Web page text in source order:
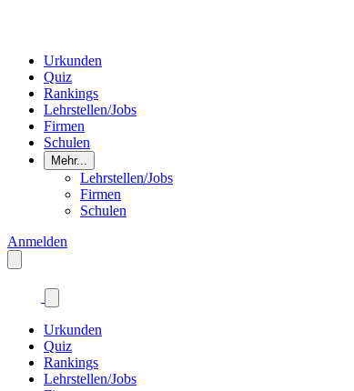
Urkunden
Quiz
Rankings
Lehrstellen/Jobs
Firmen
Schulen
Mehr...
Lehrstellen/Jobs
Firmen
Schulen
Anmelden
Urkunden
Quiz
Rankings
Lehrstellen/Jobs